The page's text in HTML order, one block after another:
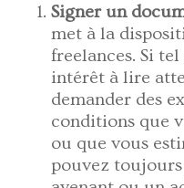
Signer un
met à la
freelances. Si
intérêt à lire
demander des
conditions que
ou que vous
pouvez toujours